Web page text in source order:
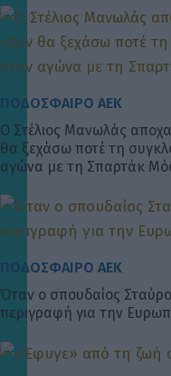
ΠΟΔΟΣΦΑΙΡΟ ΑΕΚ
Ο Στέλιος Μανωλάς
θα ξεχάσω ποτέ τη
αγώνα με τη Σπαρτάκ
ΠΟΔΟΣΦΑΙΡΟ ΑΕΚ
Όταν ο σπουδαίος
περιγραφή για την